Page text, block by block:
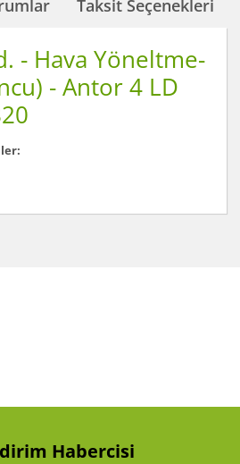
Taksit Seçenekleri
- Hava Yöneltme-
- Antor 4 LD
daha pahalı.
Habercisi